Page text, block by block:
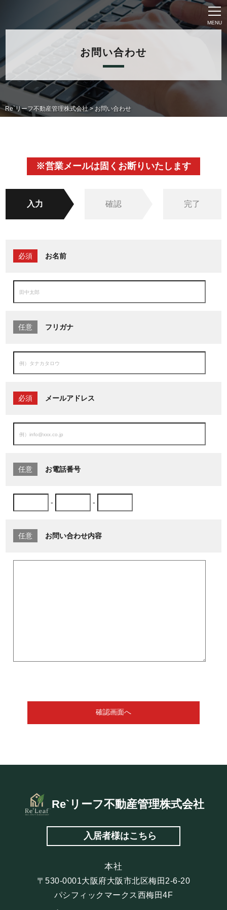
MENU
お問い合わせ
Re`リーフ不動産管理株式会社> お問い合わせ
※営業メールは固くお断りいたします
入力 確認 完了
必須 お名前
任意 フリガナ
必須 メールアドレス
任意 お電話番号
- -
任意 お問い合わせ内容
確認画面へ
Re`リーフ不動産管理株式会社
入居者様はこちら
本社
〒530-0001大阪府大阪市北区梅田2-6-20
パシフィックマークス西梅田4F